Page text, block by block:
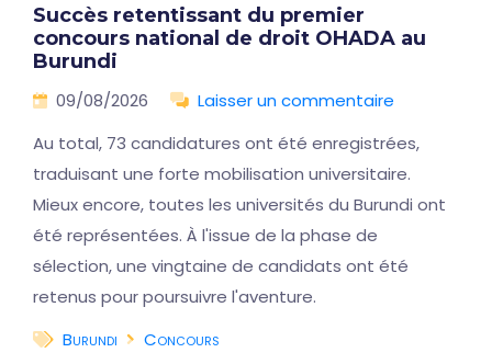
Succès retentissant du premier
concours national de droit OHADA au
Burundi
09/08/2026
Laisser un commentaire
Au total, 73 candidatures ont été enregistrées,
traduisant une forte mobilisation universitaire.
Mieux encore, toutes les universités du Burundi ont
été représentées. À l'issue de la phase de
sélection, une vingtaine de candidats ont été
retenus pour poursuivre l'aventure.
Burundi
Concours